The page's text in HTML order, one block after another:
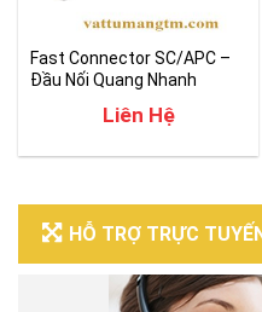
HỖ TRỢ TRỰC
Fast Connector SC/APC –
Đầu Nối Quang Nhanh
Liên Hệ